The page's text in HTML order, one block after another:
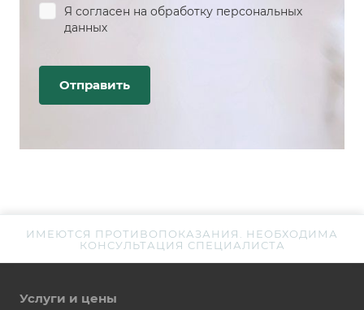
Я согласен на обработку персональных
данных
ИМЕЮТСЯ ПРОТИВОПОКАЗАНИЯ. НЕОБХОДИМА
КОНСУЛЬТАЦИЯ СПЕЦИАЛИСТА
Услуги и цены